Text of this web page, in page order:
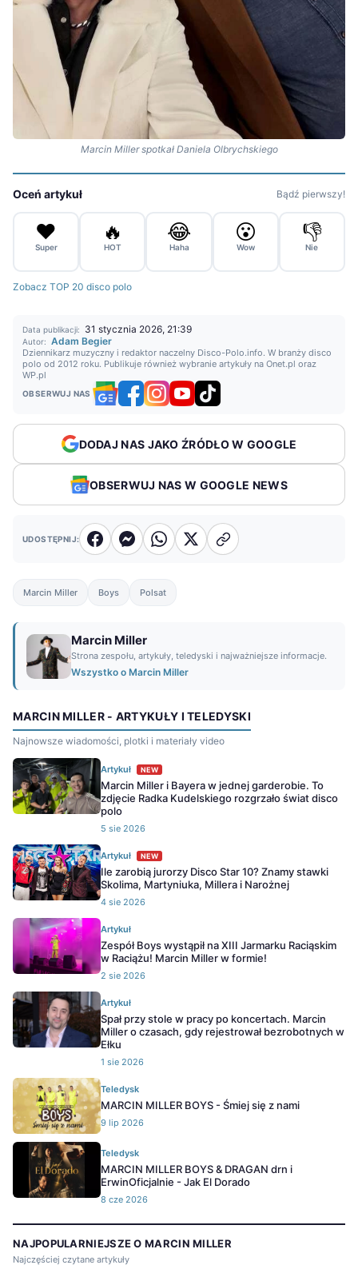
Marcin Miller spotkał Daniela Olbrychskiego
Oceń artykuł Bądź pierwszy!
❤️
Super
🔥
HOT
😂
Haha
😮
Wow
👎
Nie
Zobacz TOP 20 disco polo
Data publikacji: 31 stycznia 2026, 21:39
Autor: Adam Begier
Dziennikarz muzyczny i redaktor naczelny Disco-Polo.info. W branży disco
polo od 2012 roku. Publikuje również wybranie artykuły na Onet.pl oraz
WP.pl
OBSERWUJ NAS
DODAJ NAS JAKO ŹRÓDŁO W GOOGLE
OBSERWUJ NAS W GOOGLE NEWS
UDOSTĘPNIJ:
Marcin Miller Boys Polsat
Marcin Miller
Strona zespołu, artykuły, teledyski i najważniejsze informacje.
Wszystko o Marcin Miller
MARCIN MILLER - ARTYKUŁY I TELEDYSKI
Najnowsze wiadomości, plotki i materiały video
Artykuł NEW
Marcin Miller i Bayera w jednej garderobie. To
zdjęcie Radka Kudelskiego rozgrzało świat disco
polo
5 sie 2026
Artykuł NEW
Ile zarobią jurorzy Disco Star 10? Znamy stawki
Skolima, Martyniuka, Millera i Narożnej
4 sie 2026
Artykuł
Zespół Boys wystąpił na XIII Jarmarku Raciąskim
w Raciążu! Marcin Miller w formie!
2 sie 2026
Artykuł
Spał przy stole w pracy po koncertach. Marcin
Miller o czasach, gdy rejestrował bezrobotnych w
Ełku
1 sie 2026
Teledysk
MARCIN MILLER BOYS - Śmiej się z nami
9 lip 2026
Teledysk
MARCIN MILLER BOYS & DRAGAN drn i
ErwinOficjalnie - Jak El Dorado
8 cze 2026
NAJPOPULARNIEJSZE O MARCIN MILLER
Najczęściej czytane artykuły